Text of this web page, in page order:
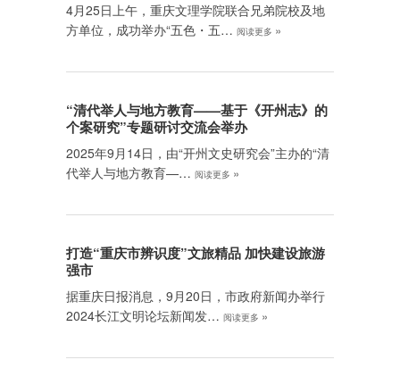
4月25日上午，重庆文理学院联合兄弟院校及地
方单位，成功举办“五色・五… 阅读更多 »
“清代举人与地方教育——基于《开州志》的
个案研究”专题研讨交流会举办
2025年9月14日，由“开州文史研究会”主办的“清
代举人与地方教育—… 阅读更多 »
打造“重庆市辨识度”文旅精品 加快建设旅游
强市
据重庆日报消息，9月20日，市政府新闻办举行
2024长江文明论坛新闻发… 阅读更多 »